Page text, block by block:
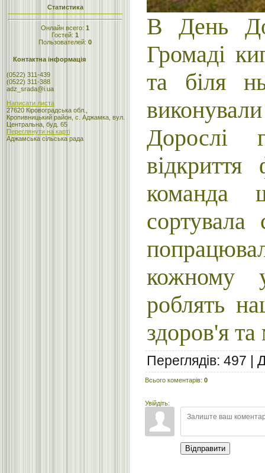
Статистика
Онлайн всего: 1
Гостей: 1
Пользователей: 0
Контактна інформація
(0522) 311-439
(0522) 311-388
adz_srada@i.ua
Написати листа
27620 Кіровоградська обл.,
Кропивницький район, с. Аджамка, вул.
Центральна, буд. 65
Переглянути на карті
Аджамська сільська рада
В День
Громаді
та біля
Дорослі
відкриття
команда
сортувала
кожному
роблять
здоров'я
Переглядів: 497 |
Всього коментарів: 0
Увійдіть:
Відправити